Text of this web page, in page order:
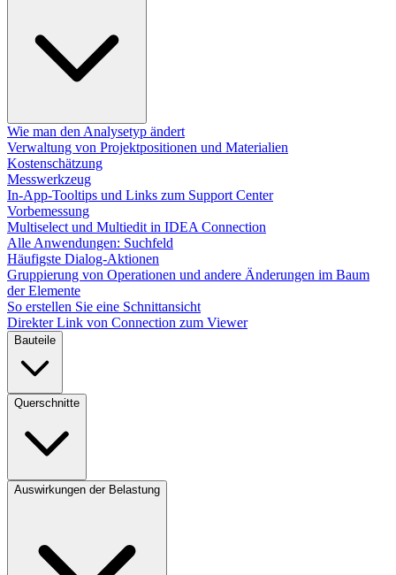
Wie man den Analysetyp ändert
Verwaltung von Projektpositionen und Materialien
Kostenschätzung
Messwerkzeug
In-App-Tooltips und Links zum Support Center
Vorbemessung
Multiselect und Multiedit in IDEA Connection
Alle Anwendungen: Suchfeld
Häufigste Dialog-Aktionen​
Gruppierung von Operationen und andere Änderungen im Baum
der Elemente
So erstellen Sie eine Schnittansicht
Direkter Link von Connection zum Viewer
Bauteile
Querschnitte
Auswirkungen der Belastung